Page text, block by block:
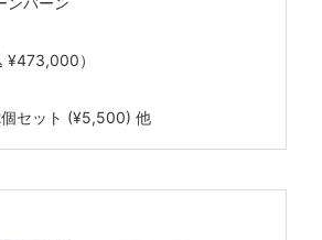
）
セット (¥5,500) 他